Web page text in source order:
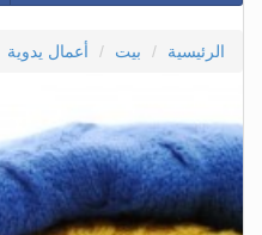
الرئيسية بيت أعمال يدوية